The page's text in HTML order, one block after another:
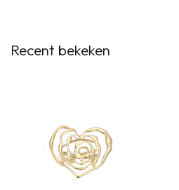
Recent bekeken